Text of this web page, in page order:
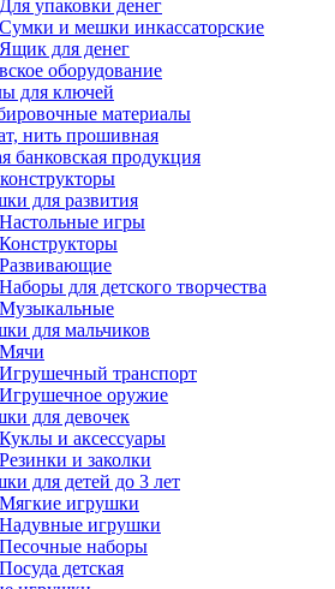
Для упаковки денег
Сумки и мешки инкассаторские
Ящик для денег
оборудование
для ключей
материалы
нить прошивная
банковская продукция
для развития
Настольные игры
Конструкторы
Развивающие
Наборы для детского творчества
Музыкальные
для мальчиков
Мячи
Игрушечный транспорт
Игрушечное оружие
для девочек
Куклы и аксессуары
Резинки и заколки
для детей до 3 лет
Мягкие игрушки
Надувные игрушки
Песочные наборы
Посуда детская